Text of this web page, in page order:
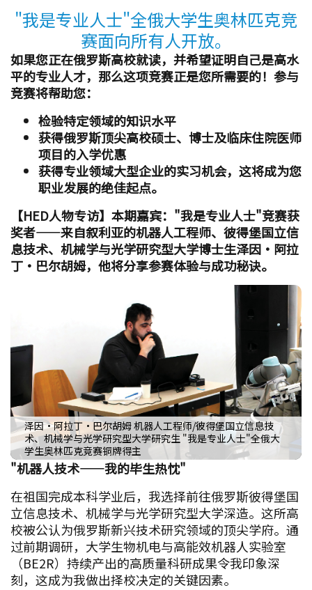
"我是专业人士"全俄大学生奥林匹克竞
赛面向所有人开放。
如果您正在俄罗斯高校就读，并希望证明自己是高水
平的专业人才，那么这项竞赛正是您所需要的！参与
竞赛将帮助您：
检验特定领域的知识水平
获得俄罗斯顶尖高校硕士、博士及临床住院医师
项目的入学优惠
获得专业领域大型企业的实习机会，这将成为您
职业发展的绝佳起点。
【HED人物专访】本期嘉宾："我是专业人士"竞赛获
奖者——来自叙利亚的机器人工程师、彼得堡国立信
息技术、机械学与光学研究型大学博士生泽因·阿拉
丁·巴尔胡姆，他将分享参赛体验与成功秘诀。
泽因•阿拉丁•巴尔胡姆 机器人工程师/彼得堡国立信息技
术、机械学与光学研究型大学研究生 "我是专业人士"全俄大
学生奥林匹克竞赛铜牌得主
"机器人技术——我的毕生热忱"
在祖国完成本科学业后，我选择前往俄罗斯彼得堡国
立信息技术、机械学与光学研究型大学深造。这所高
校被公认为俄罗斯新兴技术研究领域的顶尖学府。通
过前期调研，大学生物机电与高能效机器人实验室
（BE2R）持续产出的高质量科研成果令我印象深
刻，这成为我做出择校决定的关键因素。